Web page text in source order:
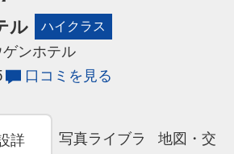
ル ハイクラス
ンホテル
口コミを見る
詳
写真ライブラ
地図・交